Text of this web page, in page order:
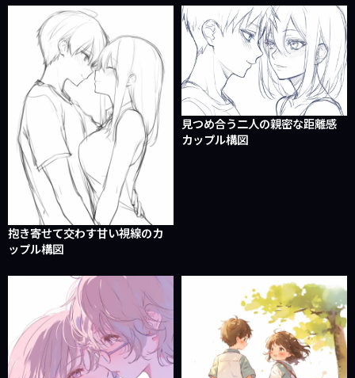
抱き寄せて交わす甘い視線のカ
ップル構図
見つめ合う二人の親密な距離感
カップル構図